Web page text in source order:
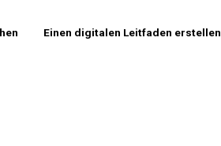
Einen digitalen Leitfaden erstellen